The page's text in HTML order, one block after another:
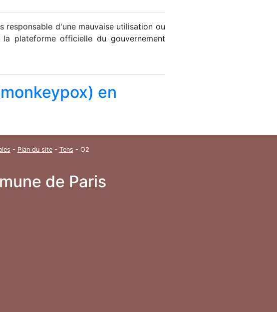
responsable d'une mauvaise utilisation ou
plateforme officielle du gouvernement
en
- Plan du site- Tens - O2
de Paris